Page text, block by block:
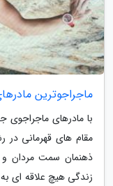
ماجراجوترین
با مادرهای
مقام های قهرمانی
ذهنمان سمت مردان و
زندگی هیچ علاقه ای